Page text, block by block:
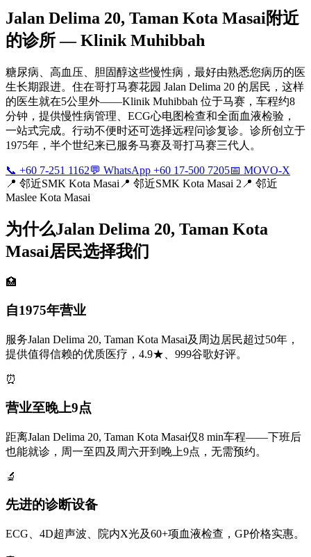
Jalan Delima 20, Taman Kota Masai附近
的诊所 — Klinik Muhibbah
糖尿病、高血压、胆固醇这些慢性病，最好由熟悉您病历的医
生长期跟进。住在哥打马赛花园 Jalan Delima 20 的居民，这样
的医生就在5公里外——Klinik Muhibbah 位于马赛，车程约8
分钟，提供慢性病管理、ECG心电图检查和全面血液检验，
一站式完成。行动不便时还可选择远程问诊复诊。诊所创立于
1975年，半个世纪来已服务马赛及哥打马赛三代人。
📞 +60 7-251 1162💬 WhatsApp +60 17-500 7205📅 MOVO-X
📍 邻近SMK Kota Masai 📍 邻近SMK Kota Masai 2 📍 邻近
Maslee Kota Masai
为什么Jalan Delima 20, Taman Kota
Masai居民选择我们
🏥
自1975年营业
服务Jalan Delima 20, Taman Kota Masai及周边居民超过50年，
提供值得信赖的优质医疗，4.9★、999谷歌好评。
⏰
营业至晚上9点
距离Jalan Delima 20, Taman Kota Masai仅8 min车程——下班后
也能就诊，周一至四及周六开到晚上9点，无需预约。
🔬
先进的诊断设备
ECG、4D超声波、院内X光及60+项血液检查，GP价格实惠。